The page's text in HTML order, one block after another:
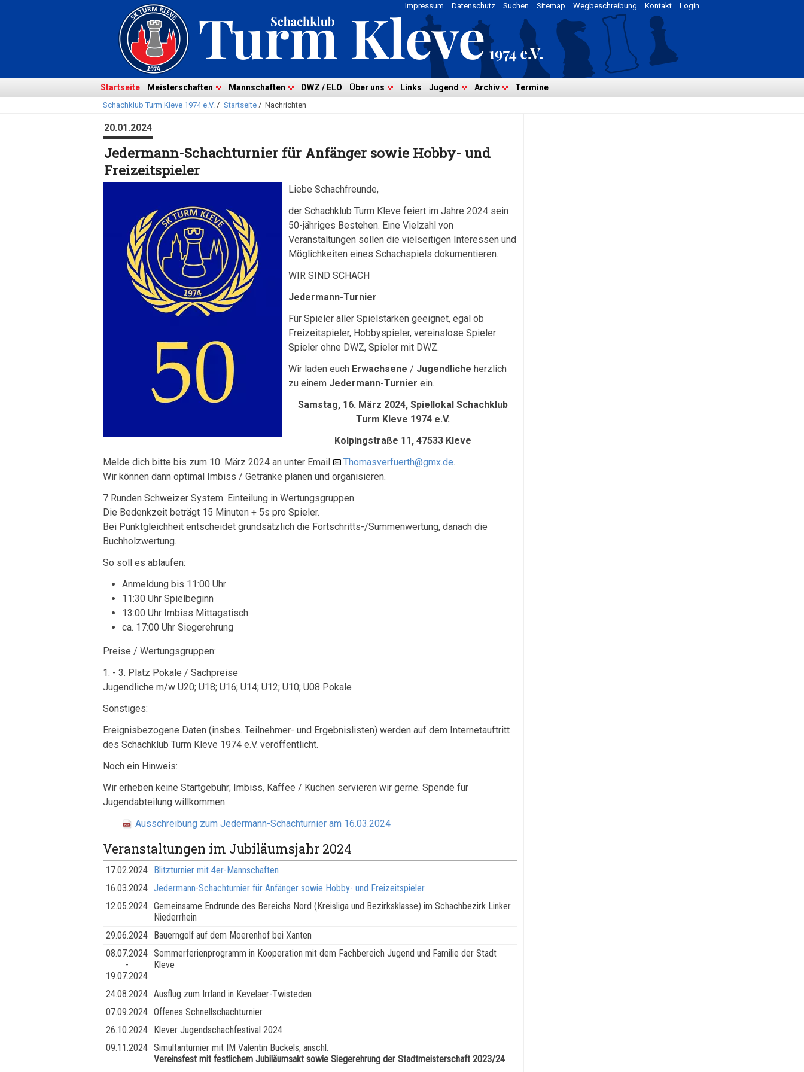
überspringen
Login
Kontakt
Wegbeschreibung
Sitemap
Suchen
Datenschutz
Impressum
Startseite Meisterschaften Mannschaften DWZ / ELO Über uns Links Jugend Archiv Termine
Schachklub Turm Kleve 1974 e.V. / Startseite/ Nachrichten
20.01.2024
Jedermann-Schachturnier für Anfänger sowie Hobby- und
Freizeitspieler
Liebe Schachfreunde,
der Schachklub Turm Kleve feiert im Jahre 2024 sein
50-jähriges Bestehen. Eine Vielzahl von
Veranstaltungen sollen die vielseitigen Interessen und
Möglichkeiten eines Schachspiels dokumentieren.
WIR SIND SCHACH
Jedermann-Turnier
Für Spieler aller Spielstärken geeignet, egal ob
Freizeitspieler, Hobbyspieler, vereinslose Spieler
Spieler ohne DWZ, Spieler mit DWZ.
Wir laden euch Erwachsene / Jugendliche herzlich
zu einem Jedermann-Turnier ein.
Samstag, 16. März 2024, Spiellokal Schachklub
Turm Kleve 1974 e.V.
Kolpingstraße 11, 47533 Kleve
Melde dich bitte bis zum 10. März 2024 an unter Email
Thomasverfuerth@gmx.de.
Wir können dann optimal Imbiss / Getränke planen und organisieren.
7 Runden Schweizer System. Einteilung in Wertungsgruppen.
Die Bedenkzeit beträgt 15 Minuten + 5s pro Spieler.
Bei Punktgleichheit entscheidet grundsätzlich die Fortschritts-/Summenwertung, danach die
Buchholzwertung.
So soll es ablaufen:
Anmeldung bis 11:00 Uhr
11:30 Uhr Spielbeginn
13:00 Uhr Imbiss Mittagstisch
ca. 17:00 Uhr Siegerehrung
Preise / Wertungsgruppen:
1. - 3. Platz Pokale / Sachpreise
Jugendliche m/w U20; U18; U16; U14; U12; U10; U08 Pokale
Sonstiges:
Ereignisbezogene Daten (insbes. Teilnehmer- und Ergebnislisten) werden auf dem Internetauftritt
des Schachklub Turm Kleve 1974 e.V. veröffentlicht.
Noch ein Hinweis:
Wir erheben keine Startgebühr; Imbiss, Kaffee / Kuchen servieren wir gerne. Spende für
Jugendabteilung willkommen.
Ausschreibung zum Jedermann-Schachturnier am 16.03.2024
Veranstaltungen im Jubiläumsjahr 2024
17.02.2024
Blitzturnier mit 4er-Mannschaften
16.03.2024 Jedermann-Schachturnier für Anfänger sowie Hobby- und Freizeitspieler
12.05.2024 Gemeinsame Endrunde des Bereichs Nord (Kreisliga und Bezirksklasse) im Schachbezirk Linker
Niederrhein
29.06.2024
Bauerngolf auf dem Moerenhof bei Xanten
08.07.2024
-
19.07.2024
Sommerferienprogramm in Kooperation mit dem Fachbereich Jugend und Familie der Stadt
Kleve
24.08.2024 Ausflug zum Irrland in Kevelaer-Twisteden
07.09.2024 Offenes Schnellschachturnier
26.10.2024
Klever Jugendschachfestival 2024
09.11.2024 Simultanturnier mit IM Valentin Buckels, anschl.
Vereinsfest mit festlichem Jubiläumsakt sowie Siegerehrung der Stadtmeisterschaft 2023/24